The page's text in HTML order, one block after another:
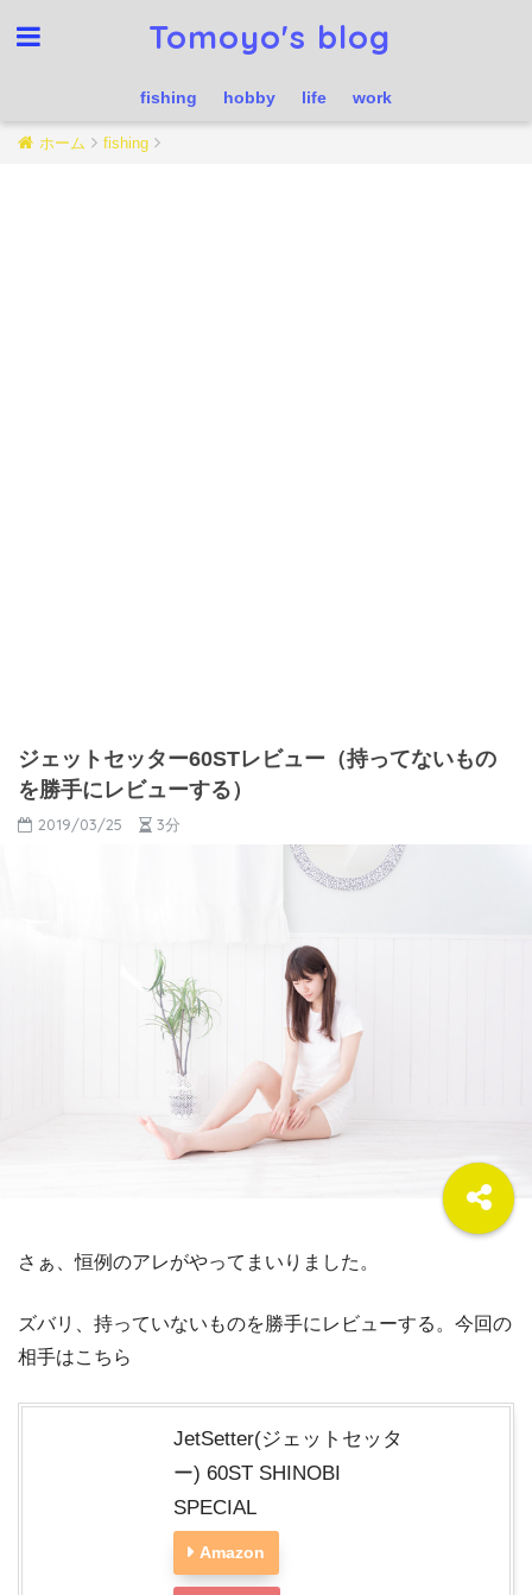
Tomoyo's blog
fishing hobby life work
ホーム fishing
ジェットセッター60STレビュー（持ってないもの
を勝手にレビューする）
2019/03/25 3分
さぁ、恒例のアレがやってまいりました。
ズバリ、持っていないものを勝手にレビューする。今回の
相手はこちら
JetSetter(ジェットセッタ
ー) 60ST SHINOBI
SPECIAL
Amazon